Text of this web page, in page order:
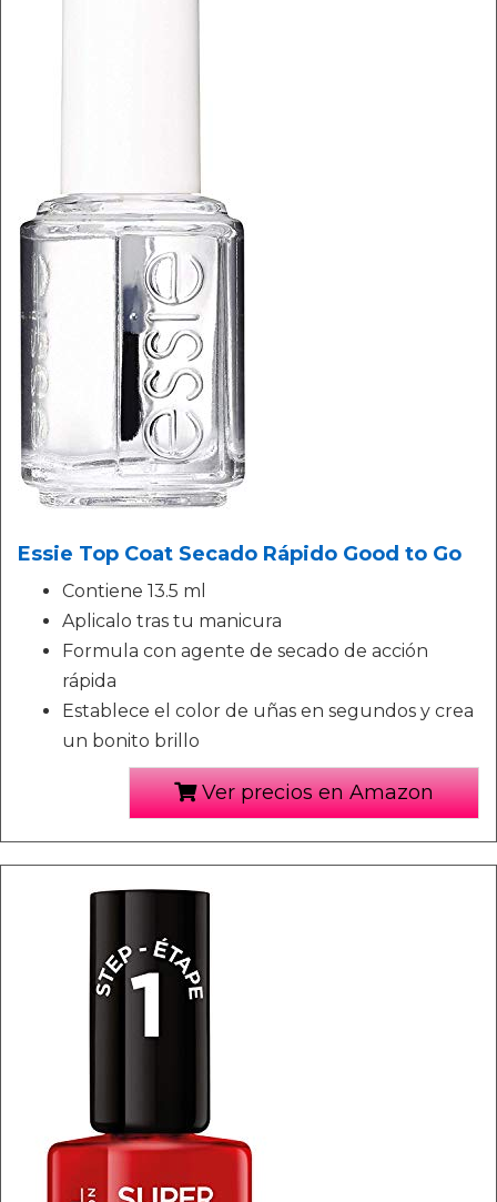
Essie Top Coat Secado Rápido Good to Go
Contiene 13.5 ml
Aplicalo tras tu manicura
Formula con agente de secado de acción
rápida
Establece el color de uñas en segundos y crea
un bonito brillo
Ver precios en Amazon